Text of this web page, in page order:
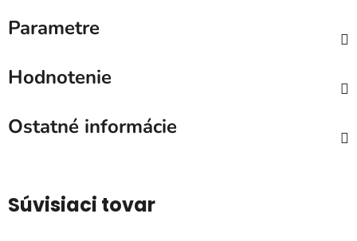
Parametre
Hodnotenie
Ostatné informácie
Súvisiaci tovar